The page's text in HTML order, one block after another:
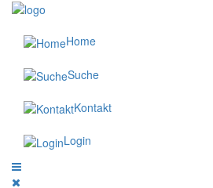
Home
Suche
Kontakt
Login